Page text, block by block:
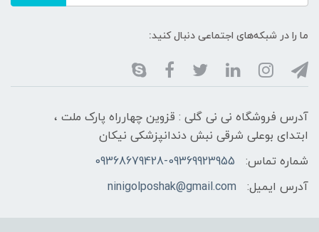
ما را در شبکه‌های اجتماعی دنبال کنید:
آدرس فروشگاه نی نی گلی : قزوین چهارراه پارک ملت ،
ابتدای بوعلی شرقی نبش دندانپزشکی نیکان
شماره تماس:
09368679428-09369923955
آدرس ایمیل:
ninigolposhak@gmail.com